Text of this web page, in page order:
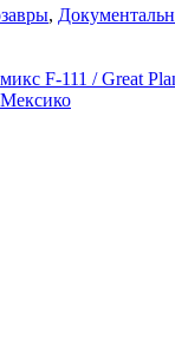
,
F-111 / Great